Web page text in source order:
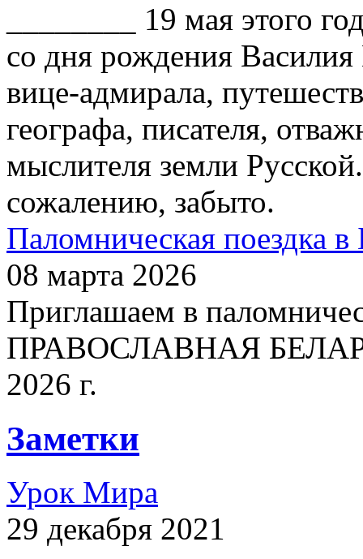
________ 19 мая этого
со дня рождения
вице-адмирала,
географа, писателя,
мыслителя земли
сожалению, забыто.
Паломническая поездка в
08 марта 2026
Приглашаем в
ПРАВОСЛАВНАЯ
2026 г.
Заметки
Урок Мира
29 декабря 2021